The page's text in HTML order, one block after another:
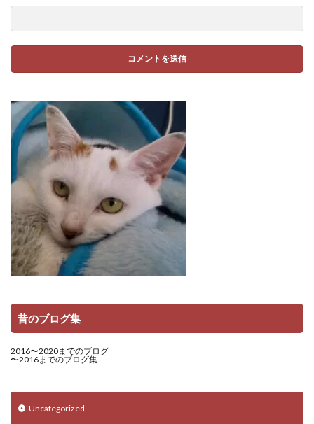
昔のブログ集
2016〜2020までのブログ
〜2016までのブログ集
Uncategorized